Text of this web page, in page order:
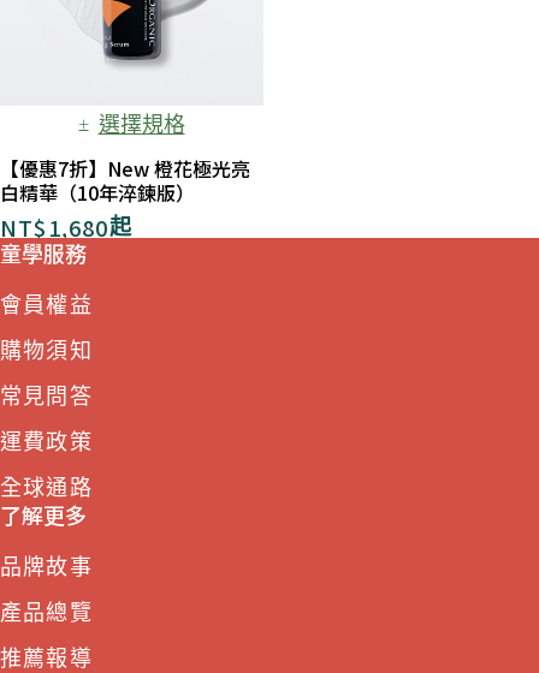
選擇規格
【優惠7折】New 橙花極光亮
白精華（10年淬鍊版）​
NT$1,680起
童學服務
會員權益
購物須知
常見問答
運費政策
全球通路
了解更多
品牌故事
產品總覽
推薦報導